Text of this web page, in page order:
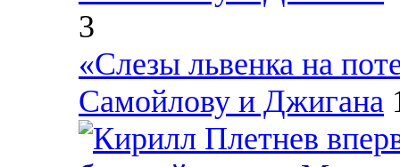
3
«Слезы львенка на
Самойлову и Джигана